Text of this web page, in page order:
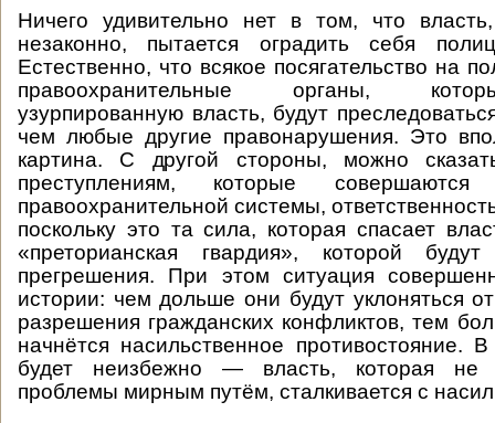
Ничего удивительно нет в том, что
незаконно, пытается оградить себя
Естественно, что всякое посягательство на
правоохранительные органы,
узурпированную власть, будут
чем любые другие правонарушения. Это
картина. С другой стороны, можно
преступлениям, которые совершаются
правоохранительной системы,
поскольку это та сила, которая спасает
«преторианская гвардия», которой
прегрешения. При этом ситуация
истории: чем дольше они будут уклоняться
разрешения гражданских конфликтов, тем
начнётся насильственное противостояние.
будет неизбежно — власть, которая не
проблемы мирным путём, сталкивается с